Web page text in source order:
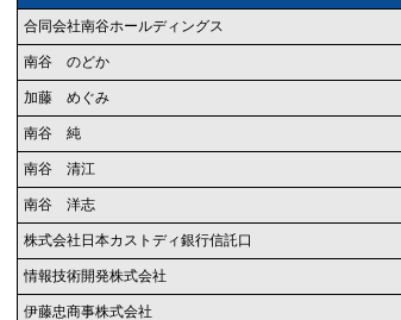
合同会社南谷ホールディングス
南谷 のどか
加藤 めぐみ
南谷 純
南谷 清江
南谷 洋志
株式会社日本カストディ銀行信託口
情報技術開発株式会社
伊藤忠商事株式会社